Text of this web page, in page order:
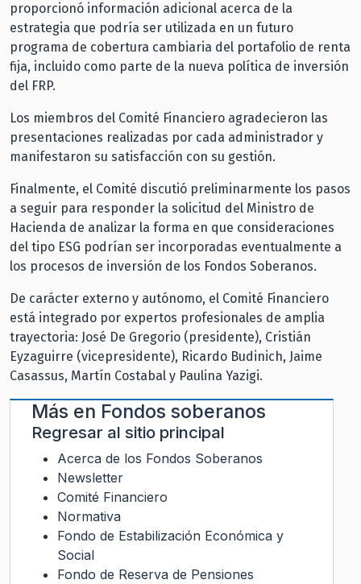
proporcionó información adicional acerca de la
estrategia que podría ser utilizada en un futuro
programa de cobertura cambiaria del portafolio de renta
fija, incluido como parte de la nueva política de inversión
del FRP.
Los miembros del Comité Financiero agradecieron las
presentaciones realizadas por cada administrador y
manifestaron su satisfacción con su gestión.
Finalmente, el Comité discutió preliminarmente los pasos
a seguir para responder la solicitud del Ministro de
Hacienda de analizar la forma en que consideraciones
del tipo ESG podrían ser incorporadas eventualmente a
los procesos de inversión de los Fondos Soberanos.
De carácter externo y autónomo, el Comité Financiero
está integrado por expertos profesionales de amplia
trayectoria: José De Gregorio (presidente), Cristián
Eyzaguirre (vicepresidente), Ricardo Budinich, Jaime
Casassus, Martín Costabal y Paulina Yazigi.
Más en Fondos soberanos
Regresar al sitio principal
Acerca de los Fondos Soberanos
Newsletter
Comité Financiero
Normativa
Fondo de Estabilización Económica y
Social
Fondo de Reserva de Pensiones